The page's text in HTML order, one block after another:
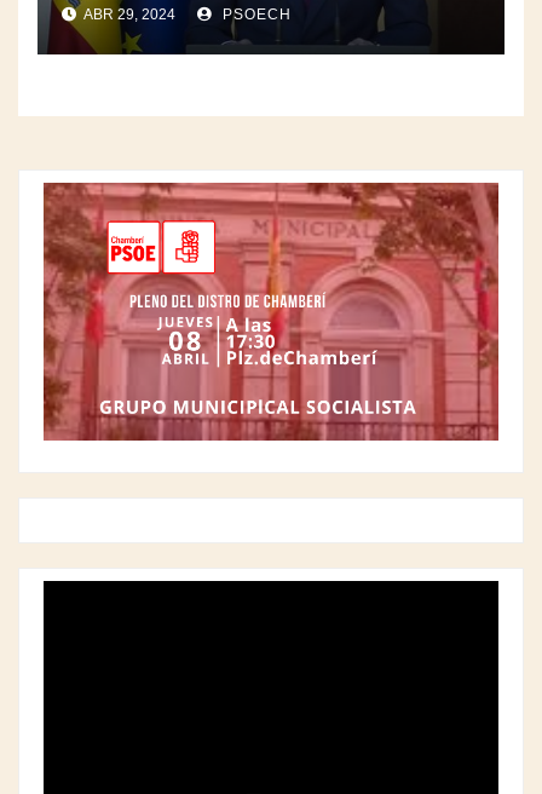
ABR 29, 2024 PSOECH